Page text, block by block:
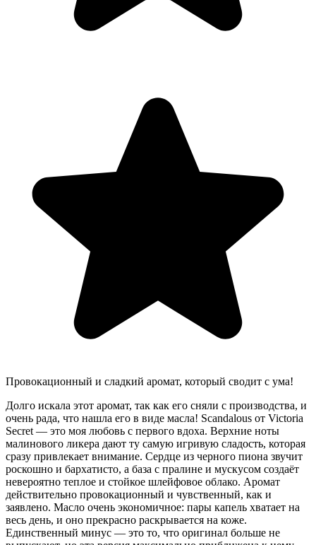
Провокационный и сладкий аромат, который сводит с ума!
Долго искала этот аромат, так как его сняли с производства, и
очень рада, что нашла его в виде масла! Scandalous от Victoria
Secret — это моя любовь с первого вдоха. Верхние ноты
малинового ликера дают ту самую игривую сладость, которая
сразу привлекает внимание. Сердце из черного пиона звучит
роскошно и бархатисто, а база с пралине и мускусом создаёт
невероятно теплое и стойкое шлейфовое облако. Аромат
действительно провокационный и чувственный, как и
заявлено. Масло очень экономичное: пары капель хватает на
весь день, и оно прекрасно раскрывается на коже.
Единственный минус — это то, что оригинал больше не